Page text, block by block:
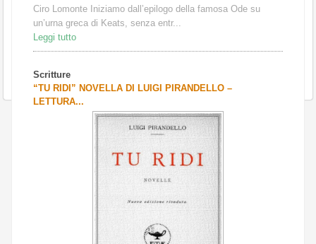
Ciro Lomonte Iniziamo dall’epilogo della famosa Ode su
un’urna greca di Keats, senza entr...
Leggi tutto
Scritture
“TU RIDI” NOVELLA DI LUIGI PIRANDELLO –
LETTURA...